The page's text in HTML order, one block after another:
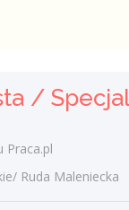
Praca.pl
Ruda Maleniecka